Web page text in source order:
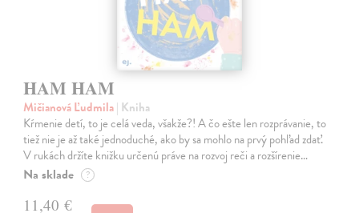
HAM HAM
Mičianová Ľudmila| Kniha
Kŕmenie detí, to je celá veda, všakže?! A čo ešte len rozprávanie, to
tiež nie je až také jednoduché, ako by sa mohlo na prvý pohľad zdať.
V rukách držíte knižku určenú práve na rozvoj reči a rozšírenie…
Na sklade ?
11,40 €